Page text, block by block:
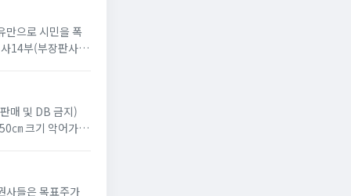
만으로 시민을 폭
14부(부장판사 윤
매 및 DB 금지)
㎝ 크기 악어가 있
사들은 목표주가